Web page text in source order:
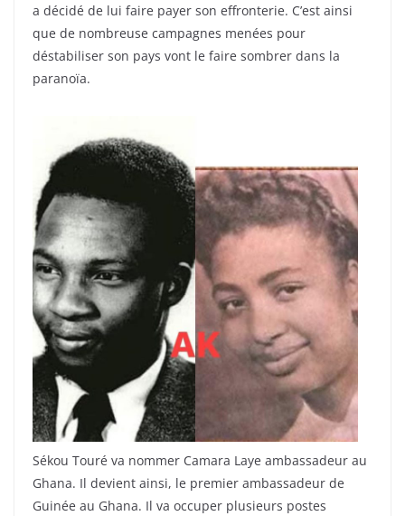
a décidé de lui faire payer son effronterie. C’est ainsi
que de nombreuse campagnes menées pour
déstabiliser son pays vont le faire sombrer dans la
paranoïa.
Sékou Touré va nommer Camara Laye ambassadeur au
Ghana. Il devient ainsi, le premier ambassadeur de
Guinée au Ghana. Il va occuper plusieurs postes